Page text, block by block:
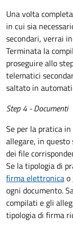
Una volta
in cui sia
secondari, verrai
Terminata la
proseguire allo
telematici
saltato in
Step 4 - Documenti
Se per la pratica
allegare, in
dei file
Se la tipologia di
firma elettronicao
ogni documento.
compilati e gli
tipologia di firma